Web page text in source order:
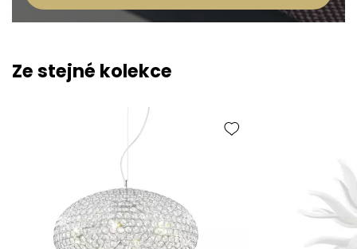
Ze stejné kolekce